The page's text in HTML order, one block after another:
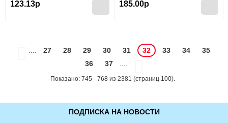
123.13р 185.00р
27 28 29 30 31 32 33 34
35
36
37
Показано: 745 - 768 из 2381 (страниц 100).
ПОДПИСКА НА НОВОСТИ